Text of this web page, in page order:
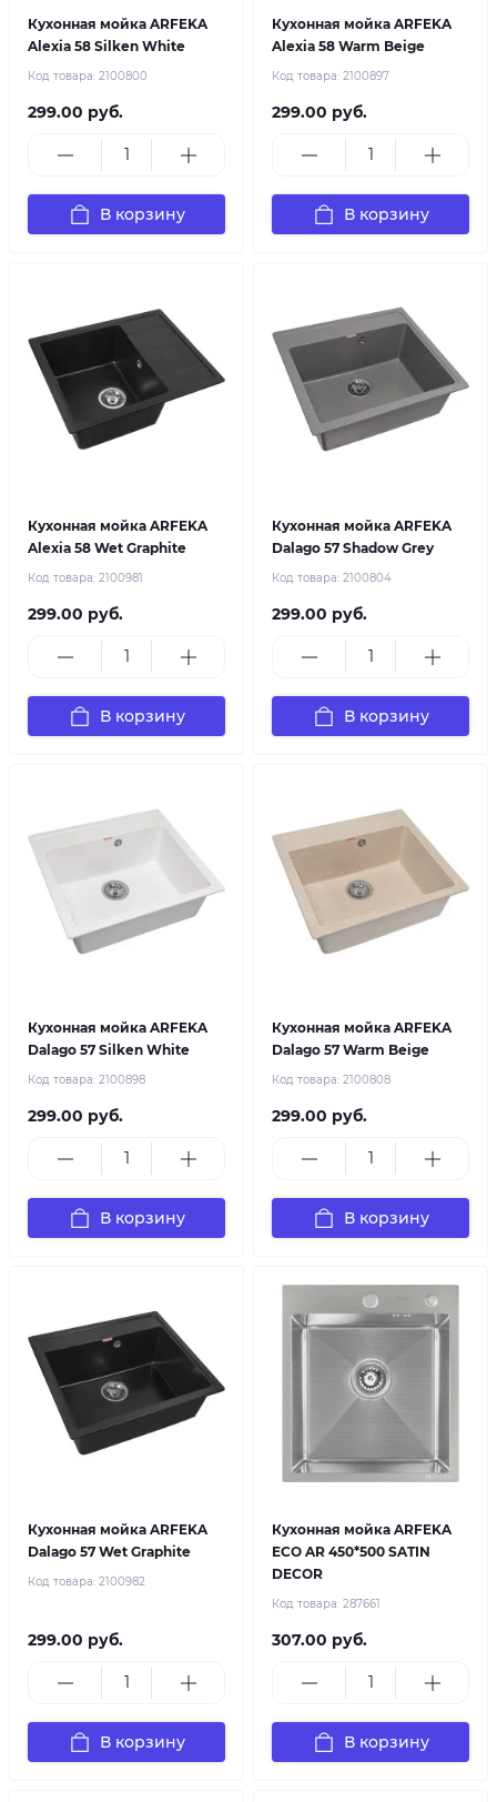
Кухонная мойка ARFEKA
Alexia 58 Silken White
Код товара: 2100800
299.00 руб.
В корзину
Кухонная мойка ARFEKA
Alexia 58 Warm Beige
Код товара: 2100897
299.00 руб.
В корзину
Кухонная мойка ARFEKA
Alexia 58 Wet Graphite
Код товара: 2100981
299.00 руб.
В корзину
Кухонная мойка ARFEKA
Dalago 57 Shadow Grey
Код товара: 2100804
299.00 руб.
В корзину
Кухонная мойка ARFEKA
Dalago 57 Silken White
Код товара: 2100898
299.00 руб.
В корзину
Кухонная мойка ARFEKA
Dalago 57 Warm Beige
Код товара: 2100808
299.00 руб.
В корзину
Кухонная мойка ARFEKA
Dalago 57 Wet Graphite
Код товара: 2100982
299.00 руб.
В корзину
Кухонная мойка ARFEKA
ECO AR 450*500 SATIN
DECOR
Код товара: 287661
307.00 руб.
В корзину